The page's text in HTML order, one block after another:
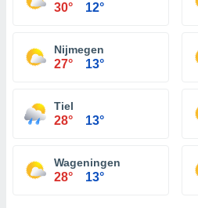
30° 12°
Nijmegen
27° 13°
Tiel
28° 13°
Wageningen
28° 13°